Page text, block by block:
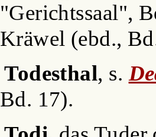
"Gerichtssaal",
Kräwel (ebd.,
Todesthal, s.
Bd. 17).